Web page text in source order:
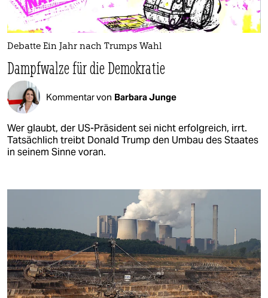
Debatte Ein Jahr nach Trumps Wahl
Dampfwalze für die Demokratie
Kommentar von Barbara Junge
Wer glaubt, der US-Präsident sei nicht erfolgreich, irrt.
Tatsächlich treibt Donald Trump den Umbau des Staates
in seinem Sinne voran.